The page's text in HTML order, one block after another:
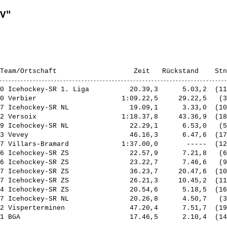
Icehockey-SR 1. Liga          20.39,3      5.03,2
Verbier                     1:09.22,5     29.22,5
Icehockey-SR NL               19.09,1      3.33,0
Versoix                     1:18.37,8     43.36,9
Icehockey-SR NL               22.29,1      6.53,0
Vevey                         46.16,3      6.47,6
Villars-Bramard             1:37.00,0       -----
Icehockey-SR ZS               22.57,9      7.21,8
Icehockey-SR ZS               23.22,7      7.46,6
Icehockey-SR ZS               36.23,7     20.47,6
Icehockey-SR ZS               26.21,3     10.45,2
Icehockey-SR ZS               20.54,6      5.18,5
Icehockey-SR NL               20.26,8      4.50,7
Visperterminen                47.20,4      7.51,7